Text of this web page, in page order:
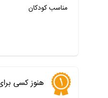
مناسب کودکان
هنوز کسی